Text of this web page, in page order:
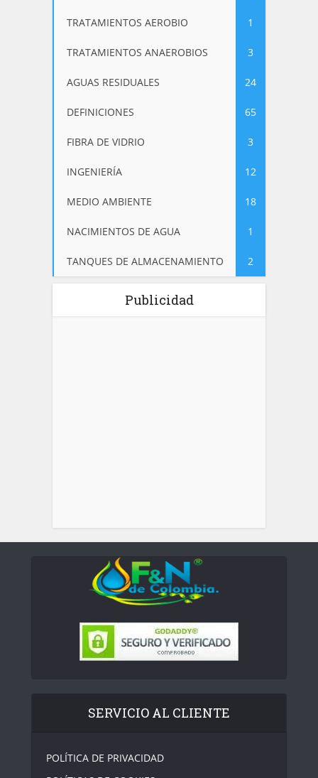
TRATAMIENTOS AEROBIO 1
TRATAMIENTOS ANAEROBIOS 3
AGUAS RESIDUALES 24
DEFINICIONES 65
FIBRA DE VIDRIO 3
INGENIERÍA 12
MEDIO AMBIENTE 18
NACIMIENTOS DE AGUA 1
TANQUES DE ALMACENAMIENTO 2
Publicidad
SERVICIO AL CLIENTE
POLÍTICA DE PRIVACIDAD